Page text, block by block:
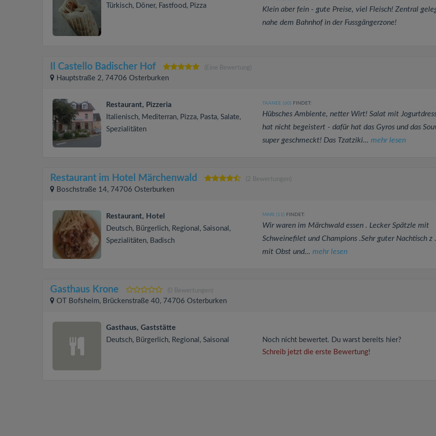
Türkisch, Döner, Fastfood, Pizza
Klein aber fein - gute Preise, viel Fleisch! Zentral
nahe dem Bahnhof in der Fussgängerzone!
Il Castello Badischer Hof (Eine Bewertung)
Hauptstraße 2, 74706 Osterburken
Restaurant, Pizzeria
Italienisch, Mediterran, Pizza, Pasta, Salate,
Spezialitäten
TAANEE (60) FINDET:
Hübsches Ambiente, netter Wirt! Salat mit
hat nicht begeistert - dafür hat das Gyros und das
super geschmeckt! Das Tzatziki... mehr lesen
Restaurant im Hotel Märchenwald (2 Bewertungen)
Boschstraße 14, 74706 Osterburken
Restaurant, Hotel
Deutsch, Bürgerlich, Regional, Saisonal,
Spezialitäten, Badisch
MARI (11) FINDET:
Wir waren im Märchwald essen . Lecker Spätzle mit
Schweinefilet und Champions .Sehr guter Nachtisch z
mit Obst und... mehr lesen
Gasthaus Krone (0 Bewertungen)
OT Bofsheim, Brückenstraße 40, 74706 Osterburken
Gasthaus, Gaststätte
Deutsch, Bürgerlich, Regional, Saisonal
Noch nicht bewertet. Du warst bereits hier?
Schreib jetzt die erste Bewertung!